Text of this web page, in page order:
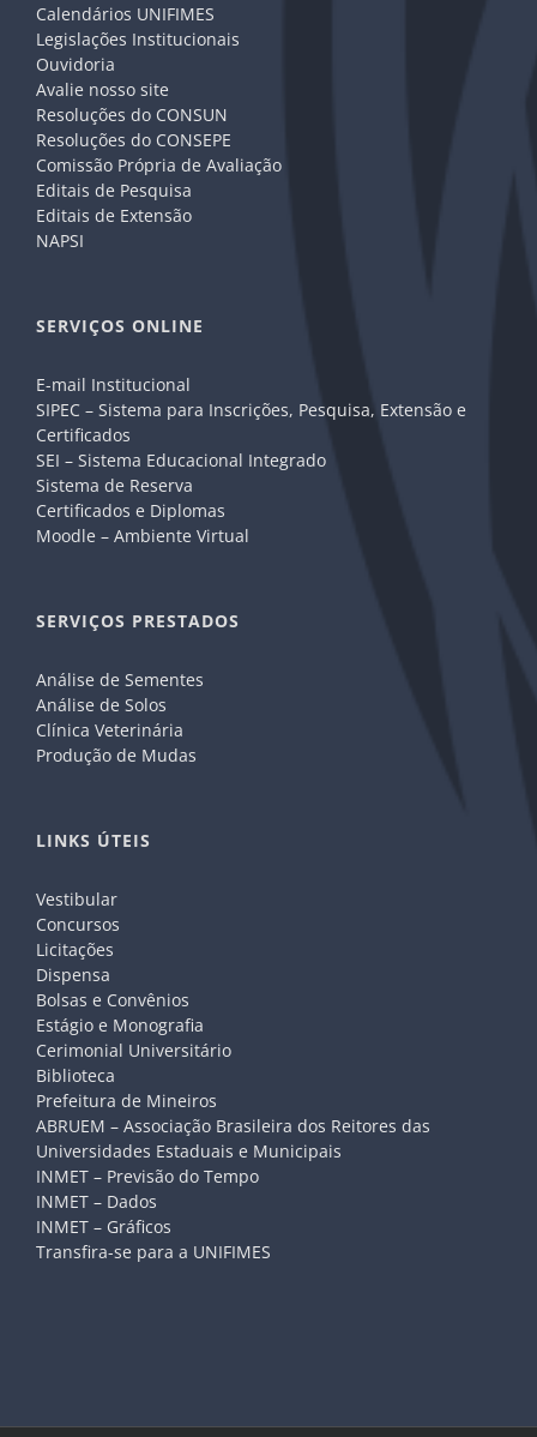
Calendários UNIFIMES
Legislações Institucionais
Ouvidoria
Avalie nosso site
Resoluções do CONSUN
Resoluções do CONSEPE
Comissão Própria de Avaliação
Editais de Pesquisa
Editais de Extensão
NAPSI
SERVIÇOS ONLINE
E-mail Institucional
SIPEC – Sistema para Inscrições, Pesquisa, Extensão e
Certificados
SEI – Sistema Educacional Integrado
Sistema de Reserva
Certificados e Diplomas
Moodle – Ambiente Virtual
SERVIÇOS PRESTADOS
Análise de Sementes
Análise de Solos
Clínica Veterinária
Produção de Mudas
LINKS ÚTEIS
Vestibular
Concursos
Licitações
Dispensa
Bolsas e Convênios
Estágio e Monografia
Cerimonial Universitário
Biblioteca
Prefeitura de Mineiros
ABRUEM – Associação Brasileira dos Reitores das
Universidades Estaduais e Municipais
INMET – Previsão do Tempo
INMET – Dados
INMET – Gráficos
Transfira-se para a UNIFIMES